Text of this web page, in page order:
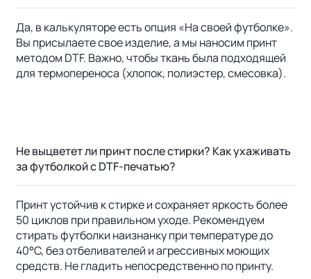
Да, в калькуляторе есть опция «На своей футболке».
Вы присылаете свое изделие, а мы наносим принт
методом DTF. Важно, чтобы ткань была подходящей
для термопереноса (хлопок, полиэстер, смесовка).
Не выцветет ли принт после стирки? Как ухаживать
за футболкой с DTF-печатью?
Принт устойчив к стирке и сохраняет яркость более
50 циклов при правильном уходе. Рекомендуем
стирать футболки наизнанку при температуре до
40°C, без отбеливателей и агрессивных моющих
средств. Не гладить непосредственно по принту.